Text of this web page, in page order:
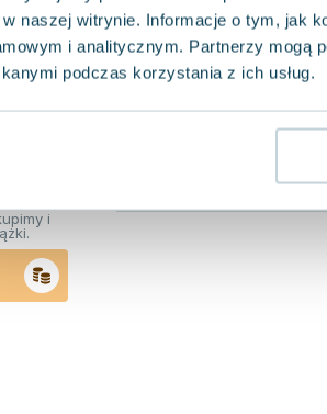
w naszej witrynie. Informacje o tym, jak
i analitycznym. Partnerzy mogą
podczas korzystania z ich usług.
i